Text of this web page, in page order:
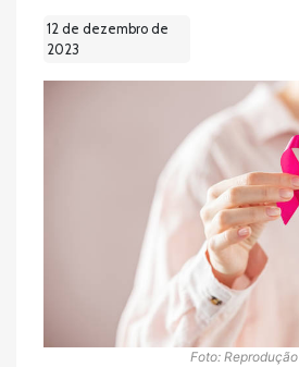
12 de dezembro de
2023
Foto: Reprodução